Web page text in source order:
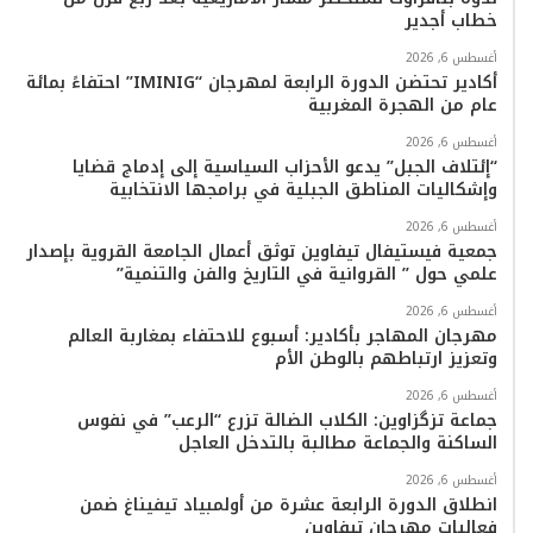
م
خطاب أجدير
أغسطس 6, 2026
أكادير تحتضن الدورة الرابعة لمهرجان “IMINIG” احتفاءً بمائة
عام من الهجرة المغربية
أغسطس 6, 2026
“إئتلاف الجبل” يدعو الأحزاب السياسية إلى إدماج قضايا
وإشكاليات المناطق الجبلية في برامجها الانتخابية
أغسطس 6, 2026
جمعية فيستيفال تيفاوين توثق أعمال الجامعة القروية بإصدار
علمي حول ” القروانية في التاريخ والفن والتنمية”
أغسطس 6, 2026
مهرجان المهاجر بأكادير: أسبوع للاحتفاء بمغاربة العالم
وتعزيز ارتباطهم بالوطن الأم
أغسطس 6, 2026
جماعة تزگزاوين: الكلاب الضالة تزرع “الرعب” في نفوس
الساكنة والجماعة مطالبة بالتدخل العاجل
أغسطس 6, 2026
انطلاق الدورة الرابعة عشرة من أولمبياد تيفيناغ ضمن